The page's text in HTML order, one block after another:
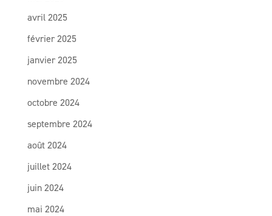
avril 2025
février 2025
janvier 2025
novembre 2024
octobre 2024
septembre 2024
août 2024
juillet 2024
juin 2024
mai 2024